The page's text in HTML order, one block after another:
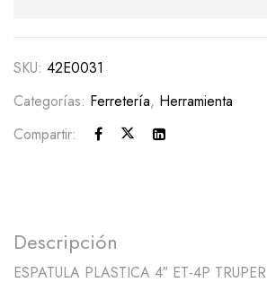
SKU: 42E0031
Categorías: Ferretería, Herramienta
Compartir:
Descripción
ESPATULA PLASTICA 4″ ET-4P TRUPER